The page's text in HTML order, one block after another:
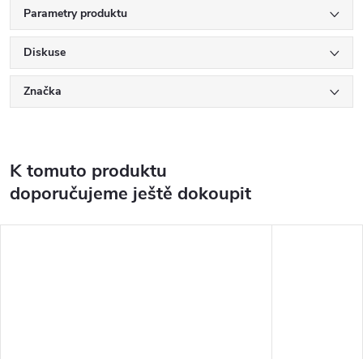
Parametry produktu
Diskuse
Značka
K tomuto produktu
doporučujeme ještě dokoupit